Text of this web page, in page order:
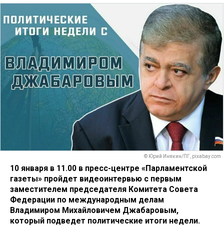
© Юрий Инякин/ПГ, pixabay.com
10 января в 11.00 в пресс-центре «Парламентской
газеты» пройдет видеоинтервью с первым
заместителем председателя Комитета Совета
Федерации по международным делам
Владимиром Михайловичем Джабаровым,
который подведет политические итоги недели.